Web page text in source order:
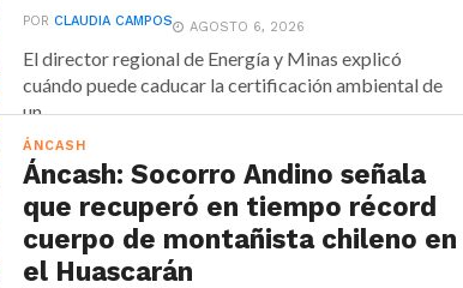
PORCLAUDIA CAMPOS AGOSTO 6, 2026
El director regional de Energía y Minas explicó
cuándo puede caducar la certificación ambiental de
un...
ÁNCASH
Áncash: Socorro Andino señala
que recuperó en tiempo récord
cuerpo de montañista chileno en
el Huascarán